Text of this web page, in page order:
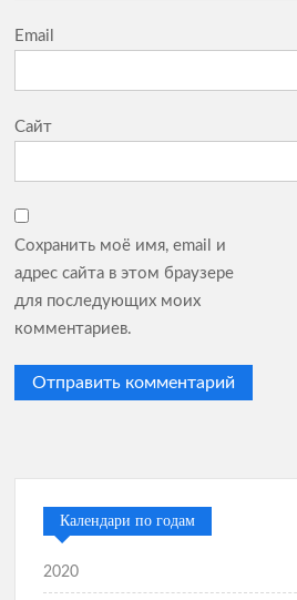
Email
Сайт
Сохранить моё имя, email и
адрес сайта в этом браузере
для последующих моих
комментариев.
Календари по годам
2020